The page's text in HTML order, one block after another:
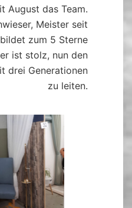
August das Team.
Meister seit
zum 5 Sterne
ist stolz, nun den
drei Generationen
zu leiten.